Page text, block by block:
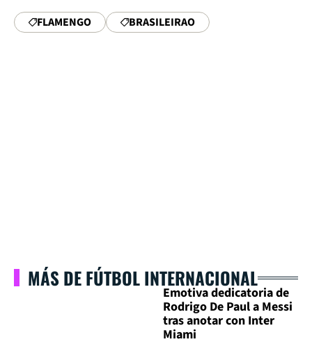
FLAMENGO BRASILEIRAO
MÁS DE FÚTBOL INTERNACIONAL
Emotiva dedicatoria de
Rodrigo De Paul a Messi
tras anotar con Inter
Miami